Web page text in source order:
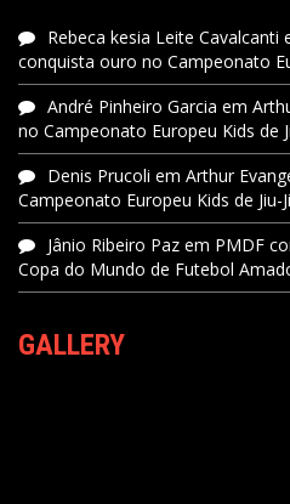
Rebeca kesia Leite Cavalcanti
conquista ouro no Campeonato
André Pinheiro Garcia em
no Campeonato Europeu Kids de
Denis Prucoli em Arthur
Campeonato Europeu Kids de Jiu-
Jânio Ribeiro Paz em PMDF
Copa do Mundo de Futebol
GALLERY